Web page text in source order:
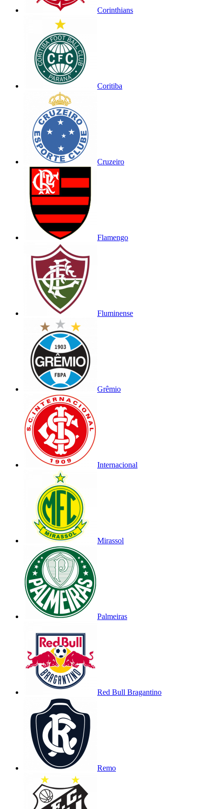
Corinthians
Coritiba
Cruzeiro
Flamengo
Fluminense
Grêmio
Internacional
Mirassol
Palmeiras
Red Bull Bragantino
Remo